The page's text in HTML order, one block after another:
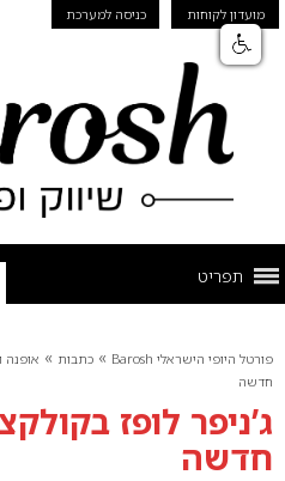
מועדון לקוחות כניסה למערכת
תפריט
פורטל היופי הישראלי Barosh » כתבות » אופנה
חדשה
ג’ניפר לופז
חדשה